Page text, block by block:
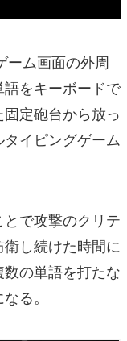
ーム画面の外周
をキーボードで
定砲台から放っ
イピングゲーム
で攻撃のクリテ
し続けた時間に
の単語を打たな
る。